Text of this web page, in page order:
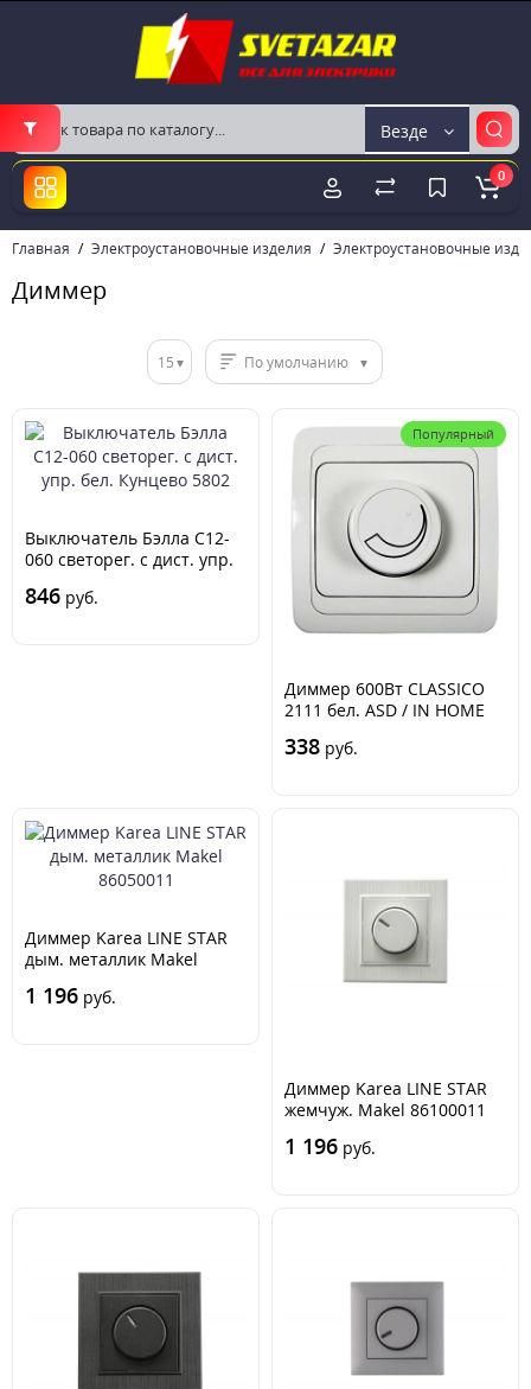
Везде
0
Главная Электроустановочные изделия Электроустановочные
Диммер
15 По умолчанию
Выключатель Бэлла С12-
060 светорег. с дист. упр.
846 руб.
Популярный
Диммер 600Вт CLASSICO
2111 бел. ASD / IN HOME
338 руб.
Диммер Karea LINE STAR
дым. металлик Makel
1 196 руб.
Диммер Karea LINE STAR
жемчуж. Makel 86100011
1 196 руб.